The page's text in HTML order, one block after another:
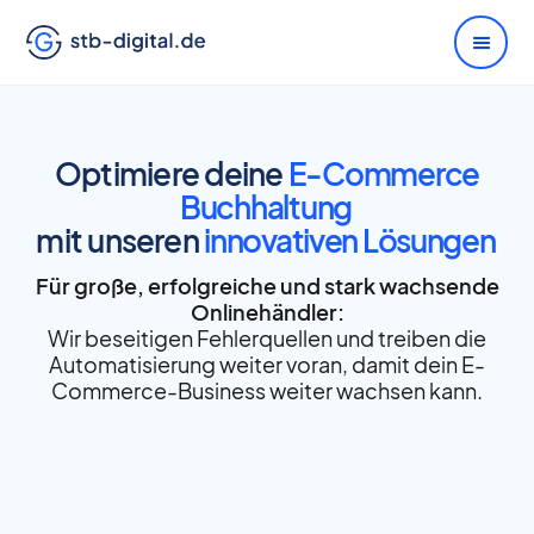
Optimiere deine E-Commerce
Buchhaltung
mit unsereninnovativen Lösungen
Für große, erfolgreiche und stark wachsende
Onlinehändler:
Wir beseitigen Fehlerquellen und treiben die
Automatisierung weiter voran, damit dein E-
Commerce-Business weiter wachsen kann.